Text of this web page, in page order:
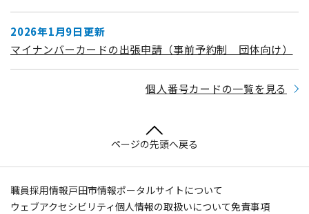
2026年1月9日更新
マイナンバーカードの出張申請（事前予約制 団体向け）
個人番号カードの一覧を見る
ページの先頭へ戻る
職員採用情報戸田市情報ポータルサイトについて
ウェブアクセシビリティ個人情報の取扱いについて免責事項